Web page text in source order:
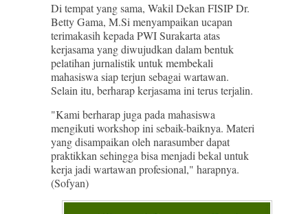
Di tempat yang sama, Wakil Dekan FISIP Dr.
Betty Gama, M.Si menyampaikan ucapan
terimakasih kepada PWI Surakarta atas
kerjasama yang diwujudkan dalam bentuk
pelatihan jurnalistik untuk membekali
mahasiswa siap terjun sebagai wartawan.
Selain itu, berharap kerjasama ini terus terjalin.
"Kami berharap juga pada mahasiswa
mengikuti workshop ini sebaik-baiknya. Materi
yang disampaikan oleh narasumber dapat
praktikkan sehingga bisa menjadi bekal untuk
kerja jadi wartawan profesional," harapnya.
(Sofyan)